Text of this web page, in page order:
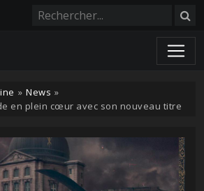
» News »
en plein cœur avec son nouveau titre
cookies